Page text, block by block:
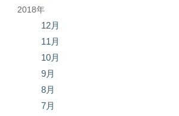
2018年
12月
11月
10月
9月
8月
7月